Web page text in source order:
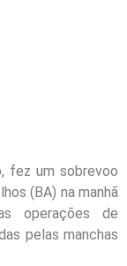
fez um sobrevoo
(BA) na manhã
operações de
pelas manchas